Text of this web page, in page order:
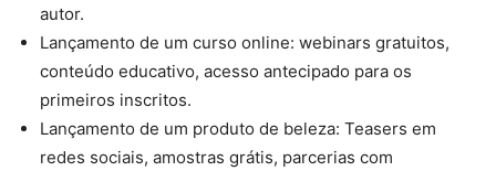
autor.
Lançamento de um curso online: webinars gratuitos,
conteúdo educativo, acesso antecipado para os
primeiros inscritos.
Lançamento de um produto de beleza: Teasers em
redes sociais, amostras grátis, parcerias com